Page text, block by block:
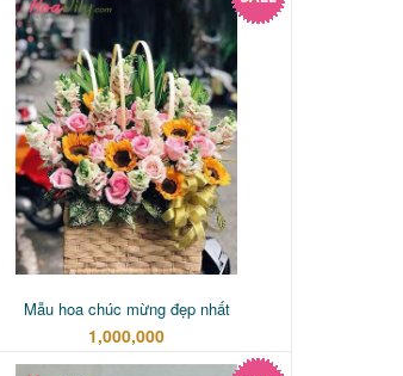
Mẫu hoa chúc mừng đẹp nhất
1,000,000